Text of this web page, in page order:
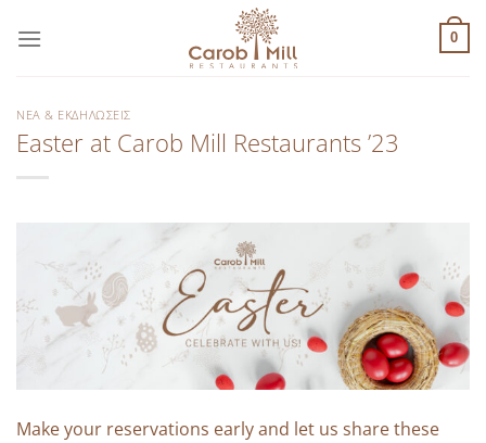
στο
0
ΝΈΑ & ΕΚΔΗΛΏΣΕΙΣ
Easter at Carob Mill Restaurants ’23
Make your reservations early and let us share these